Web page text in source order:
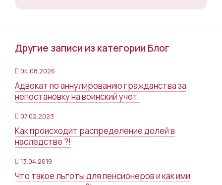
Другие записи из категории Блог
04.08.2026
Адвокат по аннулированию гражданства за
непостановку на воинский учет.
07.02.2023
Как происходит распределение долей в
наследстве ?!
13.04.2019
Что такое льготы для пенсионеров и как ими